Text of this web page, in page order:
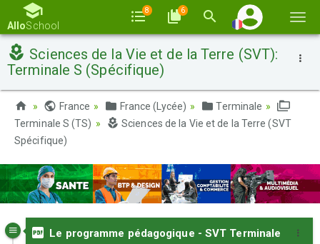
la
AlloSchool
8 6
Sciences de la Vie et de la Terre (SVT):
Terminale S (Spécifique)
France France (Lycée)
Terminale
Terminale S (TS)
Sciences de la Vie et de la Terre (SVT
Spécifique)
Le programme pédagogique - SVT Terminale